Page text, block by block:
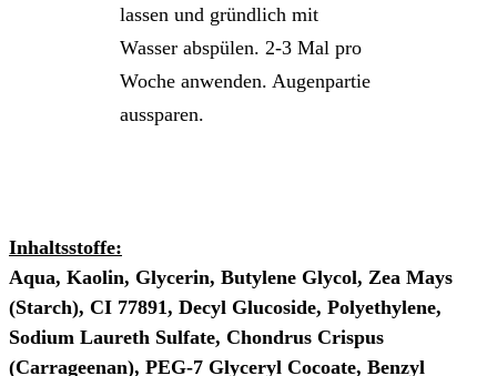
lassen und gründlich mit
Wasser abspülen. 2-3 Mal pro
Woche anwenden. Augenpartie
aussparen.
Inhaltsstoffe:
Aqua, Kaolin, Glycerin, Butylene Glycol, Zea Mays
(Starch), CI 77891, Decyl Glucoside, Polyethylene,
Sodium Laureth Sulfate, Chondrus Crispus
(Carrageenan), PEG-7 Glyceryl Cocoate, Benzyl